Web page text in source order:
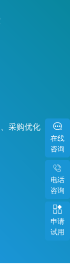
采购优化
在线
咨询
电话
咨询
申请
试用